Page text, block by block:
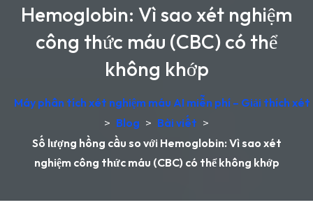
Hemoglobin: Vì sao xét nghiệm
công thức máu (CBC) có thể
không khớp
Máy phân tích xét nghiệm máu AI miễn phí – Giải thích
> Blog > Bài viết >
Số lượng hồng cầu so với Hemoglobin: Vì sao xét
nghiệm công thức máu (CBC) có thể không khớp